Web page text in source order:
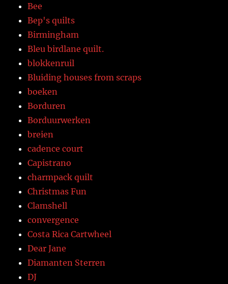
Bee
Bep's quilts
Birmingham
Bleu birdlane quilt.
blokkenruil
Bluiding houses from scraps
boeken
Borduren
Borduurwerken
breien
cadence court
Capistrano
charmpack quilt
Christmas Fun
Clamshell
convergence
Costa Rica Cartwheel
Dear Jane
Diamanten Sterren
DJ